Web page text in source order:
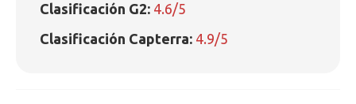
Clasificación G2: 4.6/5
Clasificación Capterra: 4.9/5